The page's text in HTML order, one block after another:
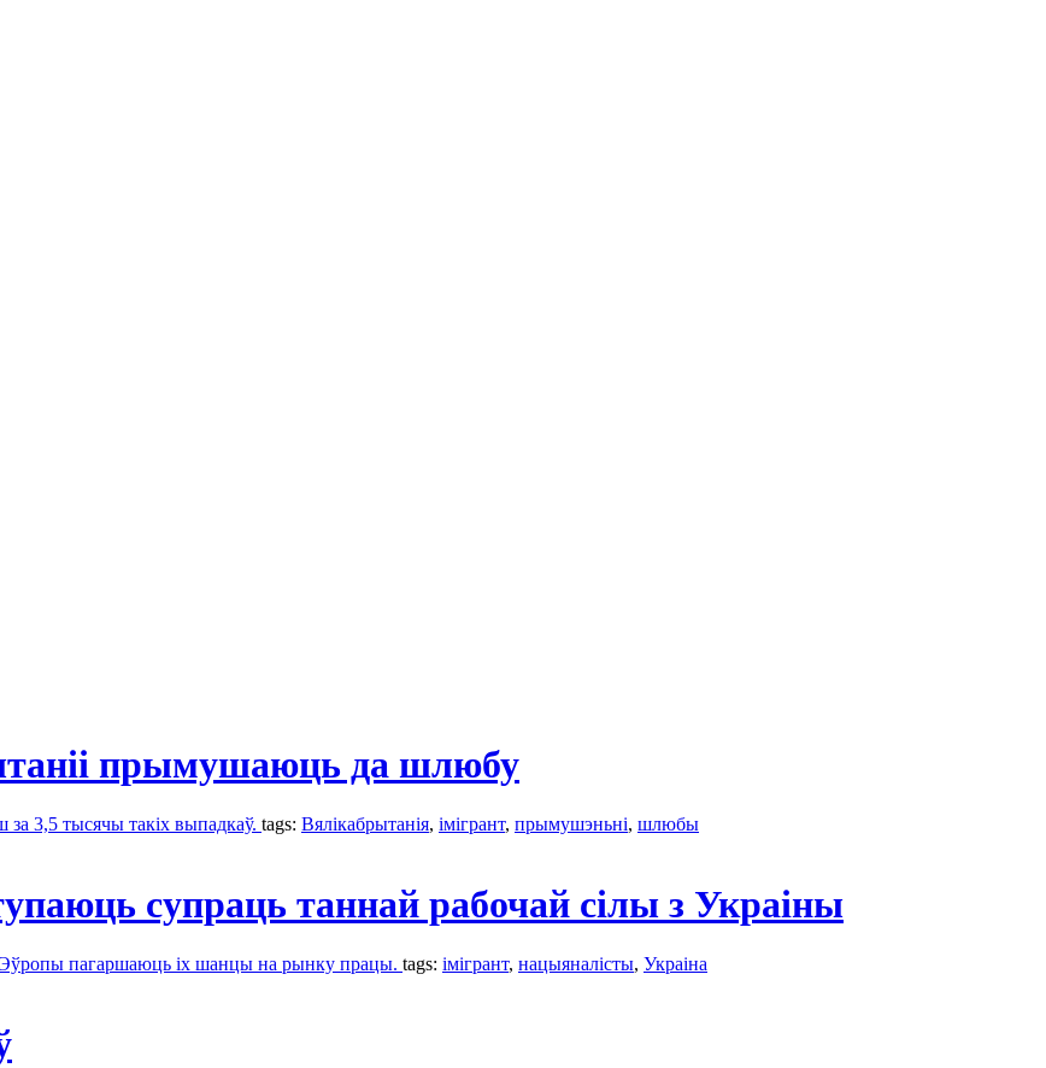
прымушаюць да шлюбу
3,5 тысячы такіх выпадкаў. tags: Вялікабрытанія, імігрант, прымушэньні, шлюбы
супраць таннай рабочай сілы з Украіны
Эўропы пагаршаюць іх шанцы на рынку працы. tags: імігрант, нацыяналісты, Украінa